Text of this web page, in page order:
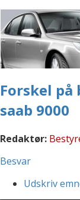
Forskel
saab 9000
Redaktør:
Besvar
Udskriv